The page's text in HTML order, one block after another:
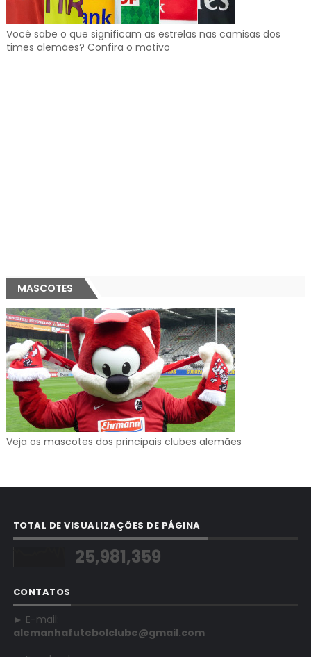
Você sabe o que significam as estrelas nas camisas dos
times alemães? Confira o motivo
MASCOTES
Veja os mascotes dos principais clubes alemães
TOTAL DE VISUALIZAÇÕES DE PÁGINA
25,981,359
CONTATOS
► E-mail:
alemanhafutebolclube@gmail.com